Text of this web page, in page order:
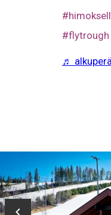
#flytrough
♬